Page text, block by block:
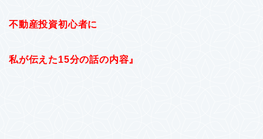
不動産投資初心者に
私が伝えた15分の話の内容』